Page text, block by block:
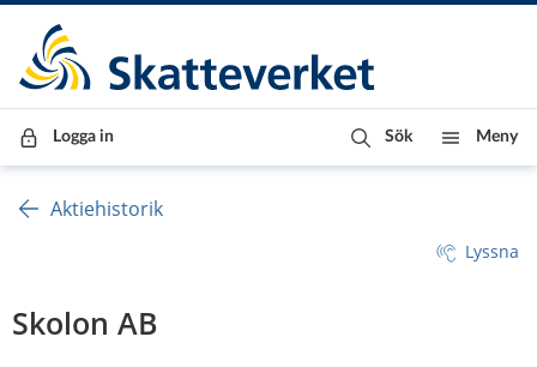
Till innehåll
Till navigationen
Till chattrobot
Logga in Sök Meny
Aktiehistorik
Lyssna
Skolon AB